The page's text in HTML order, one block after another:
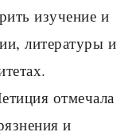
изучение и
литературы и
отмечала
и